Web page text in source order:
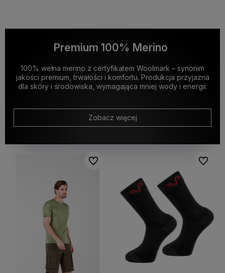
Premium 100% Merino
100% wełna merino z certyfikatem Woolmark – synonim
jakości premium, trwałości i komfortu. Produkcja przyjazna
dla skóry i środowiska, wymagająca mniej wody i energii.
Zobacz więcej
Do ulubionych Do